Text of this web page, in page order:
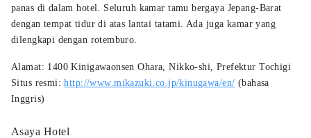
panas di dalam hotel. Seluruh kamar tamu bergaya Jepang-Barat
dengan tempat tidur di atas lantai tatami. Ada juga kamar yang
dilengkapi dengan rotemburo.
Alamat: 1400 Kinigawaonsen Ohara, Nikko-shi, Prefektur Tochigi
Situs resmi:http://www.mikazuki.co.jp/kinugawa/en/ (bahasa
Inggris)
Asaya Hotel